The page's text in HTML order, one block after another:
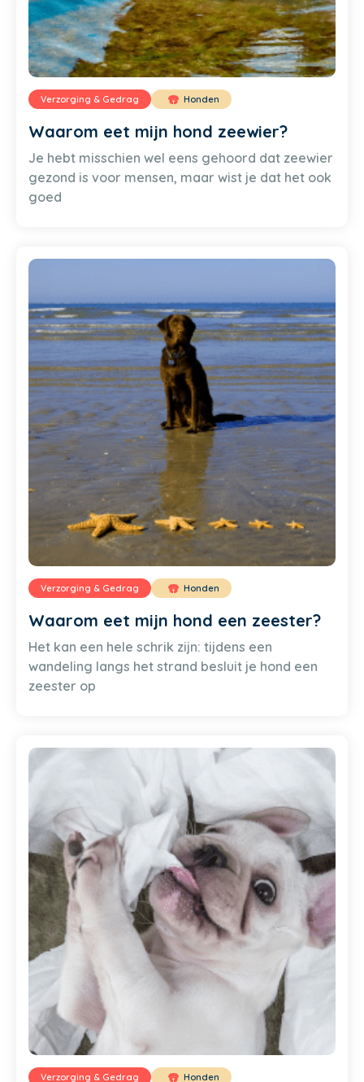
Verzorging & Gedrag Honden
Waarom eet mijn hond zeewier?
Je hebt misschien wel eens gehoord dat zeewier
gezond is voor mensen, maar wist je dat het ook
goed
Verzorging & Gedrag Honden
Waarom eet mijn hond een zeester?
Het kan een hele schrik zijn: tijdens een
wandeling langs het strand besluit je hond een
zeester op
Verzorging & Gedrag Honden